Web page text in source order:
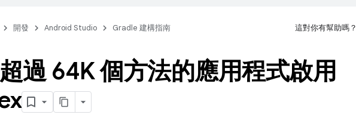
開發 Android Studio Gradle 建構指南 這對你有幫助嗎？
過 64K 個方法的應用程式啟用